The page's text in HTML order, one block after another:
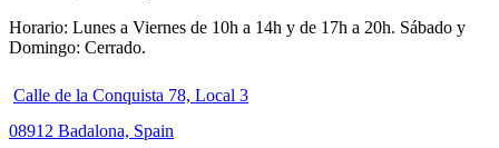
Horario: Lunes a Viernes de 10h a 14h y de 17h a 20h. Sábado y
Domingo: Cerrado.
Calle de la Conquista 78, Local 3
08912 Badalona, Spain